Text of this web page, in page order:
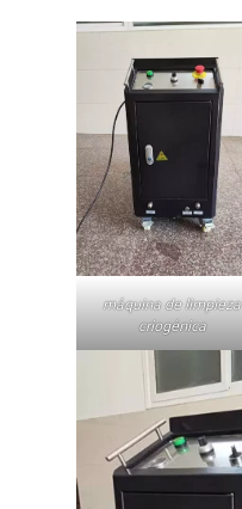
máquina de limpieza
criogénica